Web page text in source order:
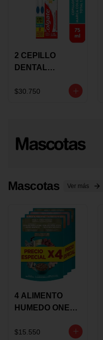
2 CEPILLO
DENTAL
+CREMA
$30.750
Mascotas Ver más
4 ALIMENTO
HUMEDO ONE
85 GRS
$15.550